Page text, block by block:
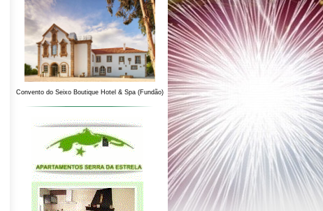
Convento do Seixo Boutique Hotel & Spa (Fundão)